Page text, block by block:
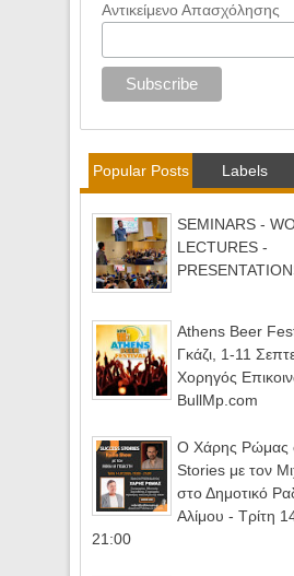
Αντικείμενο Απασχόλησης
Popular Posts Labels
SEMINARS -
LECTURES -
Athens Beer
Γκάζι, 1-11
Χορηγός
BullMp.com
Ο Χάρης Ρώμας
Stories με τον
στο Δημοτικό
Αλίμου - Τρίτη
21:00